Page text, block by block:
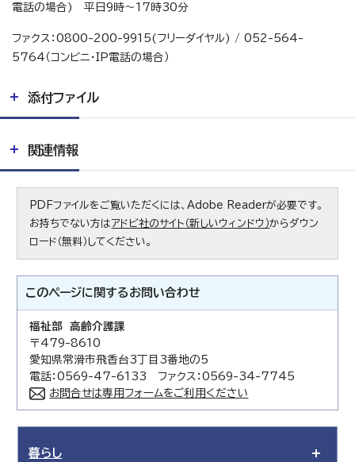
電話の場合) 平日9時～17時30分
ファクス：0800-200-9915(フリーダイヤル) / 052-564-
5764（コンビニ・IP電話の場合）
添付ファイル
関連情報
PDFファイルをご覧いただくには、Adobe Readerが必要です。
お持ちでない方はアドビ社のサイト（新しいウィンドウ）からダウン
ロード（無料）してください。
このページに関する お問い合わせ
福祉部 高齢介護課
〒479-8610
愛知県常滑市飛香台3丁目3番地の5
電話：0569-47-6133 ファクス：0569-34-7745
お問合せは専用フォームをご利用ください
暮らし